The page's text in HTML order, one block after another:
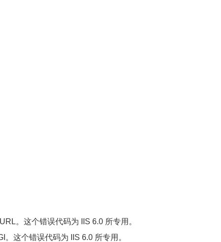
。这个错误代码为 IIS 6.0 所专用。
这个错误代码为 IIS 6.0 所专用。